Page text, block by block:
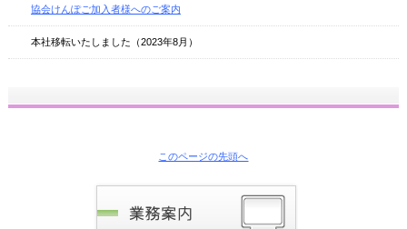
協会けんぽご加入者様へのご案内
本社移転いたしました（2023年8月）
このページの先頭へ